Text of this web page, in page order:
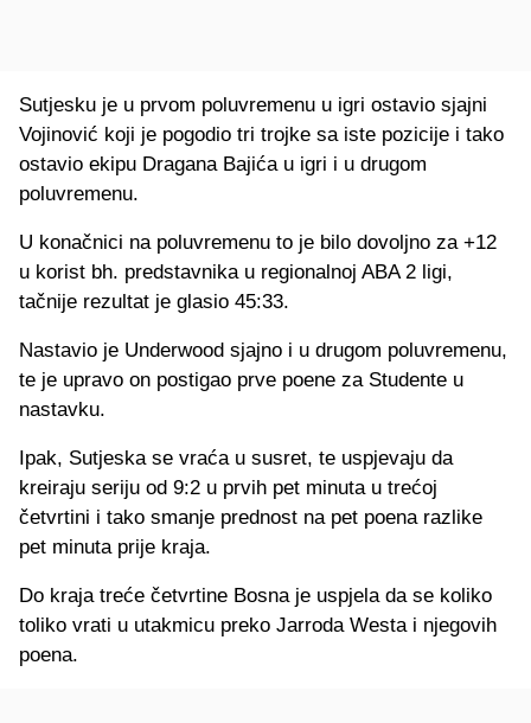
Sutjesku je u prvom poluvremenu u igri ostavio sjajni
Vojinović koji je pogodio tri trojke sa iste pozicije i tako
ostavio ekipu Dragana Bajića u igri i u drugom
poluvremenu.
U konačnici na poluvremenu to je bilo dovoljno za +12
u korist bh. predstavnika u regionalnoj ABA 2 ligi,
tačnije rezultat je glasio 45:33.
Nastavio je Underwood sjajno i u drugom poluvremenu,
te je upravo on postigao prve poene za Studente u
nastavku.
Ipak, Sutjeska se vraća u susret, te uspjevaju da
kreiraju seriju od 9:2 u prvih pet minuta u trećoj
četvrtini i tako smanje prednost na pet poena razlike
pet minuta prije kraja.
Do kraja treće četvrtine Bosna je uspjela da se koliko
toliko vrati u utakmicu preko Jarroda Westa i njegovih
poena.